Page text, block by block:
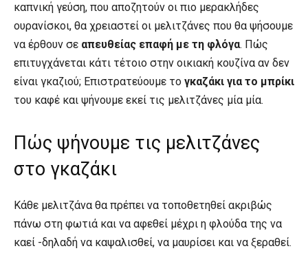
καπνική γεύση, που αποζητούν οι πιο μερακλήδες
ουρανίσκοι, θα χρειαστεί οι μελιτζάνες που θα ψήσουμε
να έρθουν σε απευθείας επαφή με τη φλόγα. Πώς
επιτυγχάνεται κάτι τέτοιο στην οικιακή κουζίνα αν δεν
είναι γκαζιού; Επιστρατεύουμε το γκαζάκι για το μπρίκι
του καφέ και ψήνουμε εκεί τις μελιτζάνες μία μία.
Πώς ψήνουμε τις μελιτζάνες
στο γκαζάκι
Κάθε μελιτζάνα θα πρέπει να τοποθετηθεί ακριβώς
πάνω στη φωτιά και να αφεθεί μέχρι η φλούδα της να
καεί -δηλαδή να καψαλισθεί, να μαυρίσει και να ξεραθεί.